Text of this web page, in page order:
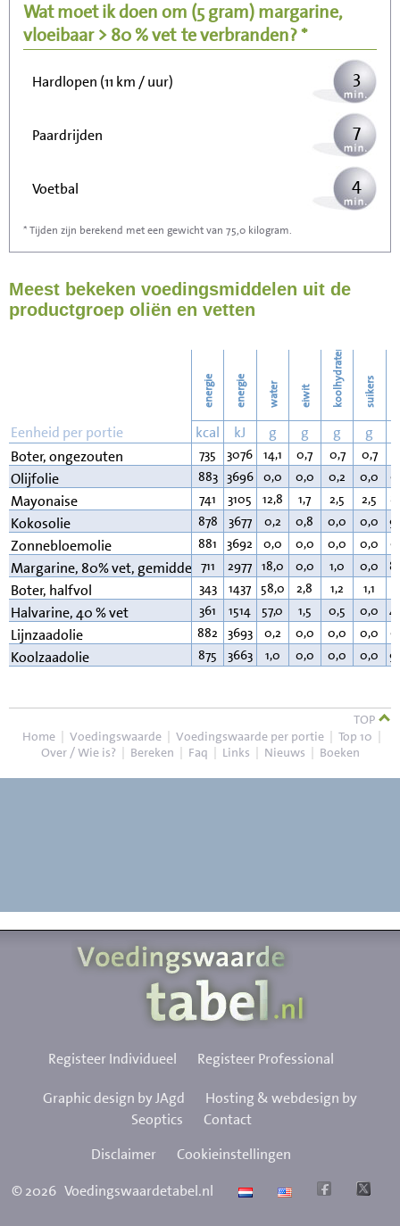
Wat moet ik doen om (5 gram)margarine,
vloeibaar > 80 % vet te verbranden? *
Wandelen (5 km/uur)
Hardlopen (11 km / uur) 3
Paardrijden 7
Voetbal 4
Stofzuigen
Strijken 13
15
* Tijden zijn berekend met een gewicht van 75,0 kilogram.
Meest bekeken voedingsmiddelen uit de
productgroep oliën en vetten
energie energie water eiwit koolhydraten suikers
Eenheid per portie kcal kJ g g g g
Boter, ongezouten
735 3076 14,1 0,7 0,7 0,7
Olijfolie 883 3696 0,0 0,0 0,2 0,0
Mayonaise 741 3105 12,8 1,7 2,5 2,5
Kokosolie 878 3677 0,2 0,8 0,0 0,0
Zonnebloemolie 881 3692 0,0 0,0 0,0 0,0
Margarine, 80% vet, gemiddeld711 2977 18,0 0,0 1,0 0,0
Boter, halfvol 343 1437 58,0 2,8 1,2 1,1
Halvarine, 40 % vet 361 1514 57,0 1,5 0,5 0,0
Lijnzaadolie 882 3693 0,2 0,0 0,0 0,0
Koolzaadolie 875 3663 1,0 0,0 0,0 0,0
TOP
Home | Voedingswaarde | Voedingswaarde per portie | Top 10 |
Over / Wie is? | Bereken | Faq | Links | Nieuws | Boeken
Registeer Individueel Registeer Professional
Graphic design by JAgd
Hosting & webdesign by
Seoptics
Contact
Disclaimer
Cookieinstellingen
©2026 Voedingswaardetabel.nl